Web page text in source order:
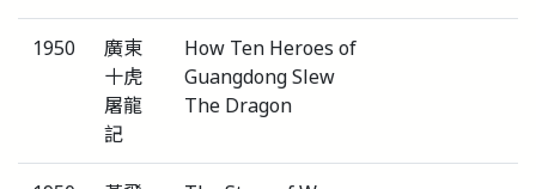
1950
廣東
十虎
屠龍
記
How Ten Heroes of
Guangdong Slew
The Dragon